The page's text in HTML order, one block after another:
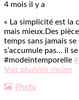
4 mois il y a
« La simplicité est la
mais mieux. Des
temps sans jamais se
s’accumule pas… il
#modeintemporelle
Voir plusVoir moins
Photo